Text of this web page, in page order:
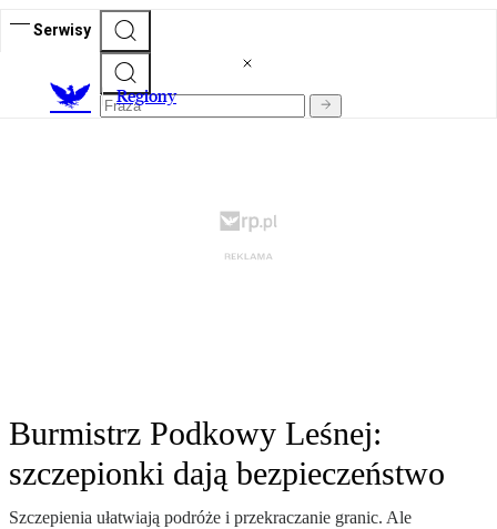
Serwisy
Regiony
Burmistrz Podkowy Leśnej:
szczepionki dają bezpieczeństwo
Szczepienia ułatwiają podróże i przekraczanie granic. Ale